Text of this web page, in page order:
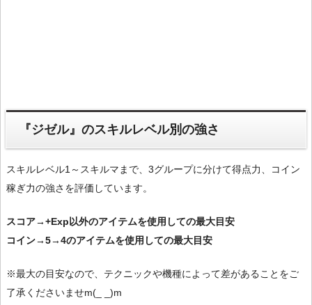
『ジゼル』のスキルレベル別の強さ
スキルレベル1～スキルマまで、3グループに分けて得点力、コイン
稼ぎ力の強さを評価しています。
スコア→+Exp以外のアイテムを使用しての最大目安
コイン→5→4のアイテムを使用しての最大目安
※最大の目安なので、テクニックや機種によって差があることをご
了承くださいませm(_ _)m